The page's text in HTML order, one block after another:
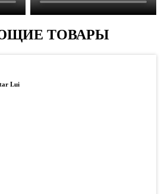
ТОВАРЫ
Lui